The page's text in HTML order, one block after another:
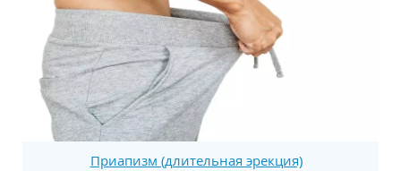
Приапизм (длительная эрекция)